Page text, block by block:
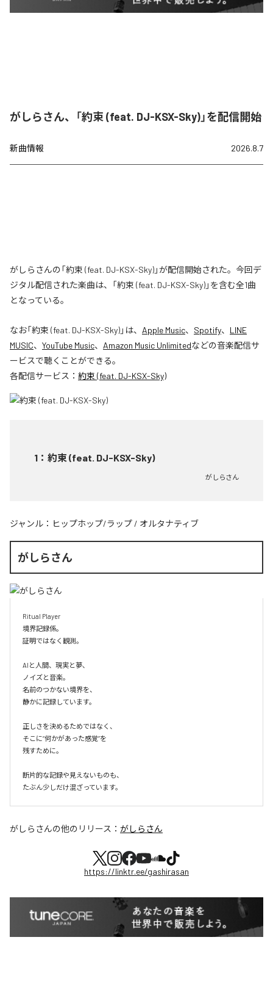
がしらさん、「約束 (feat. DJ-KSX-Sky)」を配信開始
新曲情報 2026.8.7
がしらさんの「約束 (feat. DJ-KSX-Sky)」が配信開始された。今回デ
ジタル配信された楽曲は、「約束 (feat. DJ-KSX-Sky)」を含む全1曲
となっている。
なお「約束 (feat. DJ-KSX-Sky)」は、 Apple Music、 Spotify、 LINE
MUSIC、 YouTube Music、 Amazon Music Unlimitedなどの音楽配信サ
ービスで聴くことができる。
各配信サービス： 約束 (feat. DJ-KSX-Sky)
1 ： 約束 (feat. DJ-KSX-Sky)
がしらさん
ジャンル： ヒップホップ/ラップ / オルタナティブ
がしらさん
Ritual Player
境界記録係。
証明ではなく観測。
AIと人間、現実と夢、
ノイズと音楽。
名前のつかない境界を、
静かに記録しています。
正しさを決めるためではなく、
そこに“何かがあった感覚”を
残すために。
断片的な記録や見えないものも、
たぶん少しだけ混ざっています。
がしらさんの他のリリース： がしらさん
https://linktr.ee/gashirasan